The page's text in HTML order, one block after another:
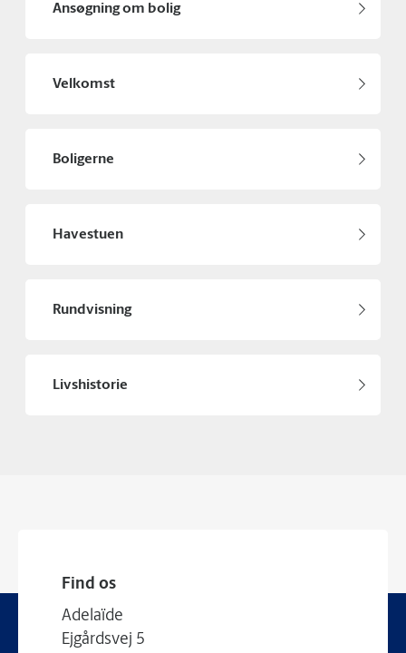
Ansøgning om bolig
Velkomst
Boligerne
Havestuen
Rundvisning
Livshistorie
Find os
Adelaïde
Ejgårdsvej 5